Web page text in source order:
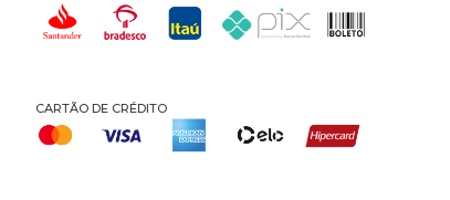
CARTÃO DE CRÉDITO